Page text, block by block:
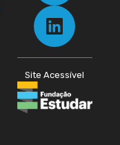
Site Acessível